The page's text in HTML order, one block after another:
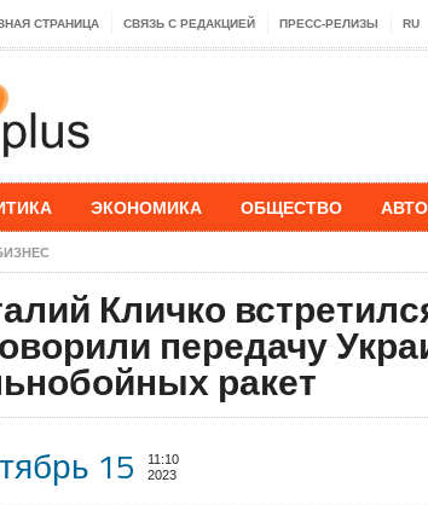
СТРАНИЦА СВЯЗЬ С РЕДАКЦИЕЙ ПРЕСС-РЕЛИЗЫ RU
ЭКОНОМИКА ОБЩЕСТВО АВТО
Кличко
передачу
ракет
15
11:10
2023